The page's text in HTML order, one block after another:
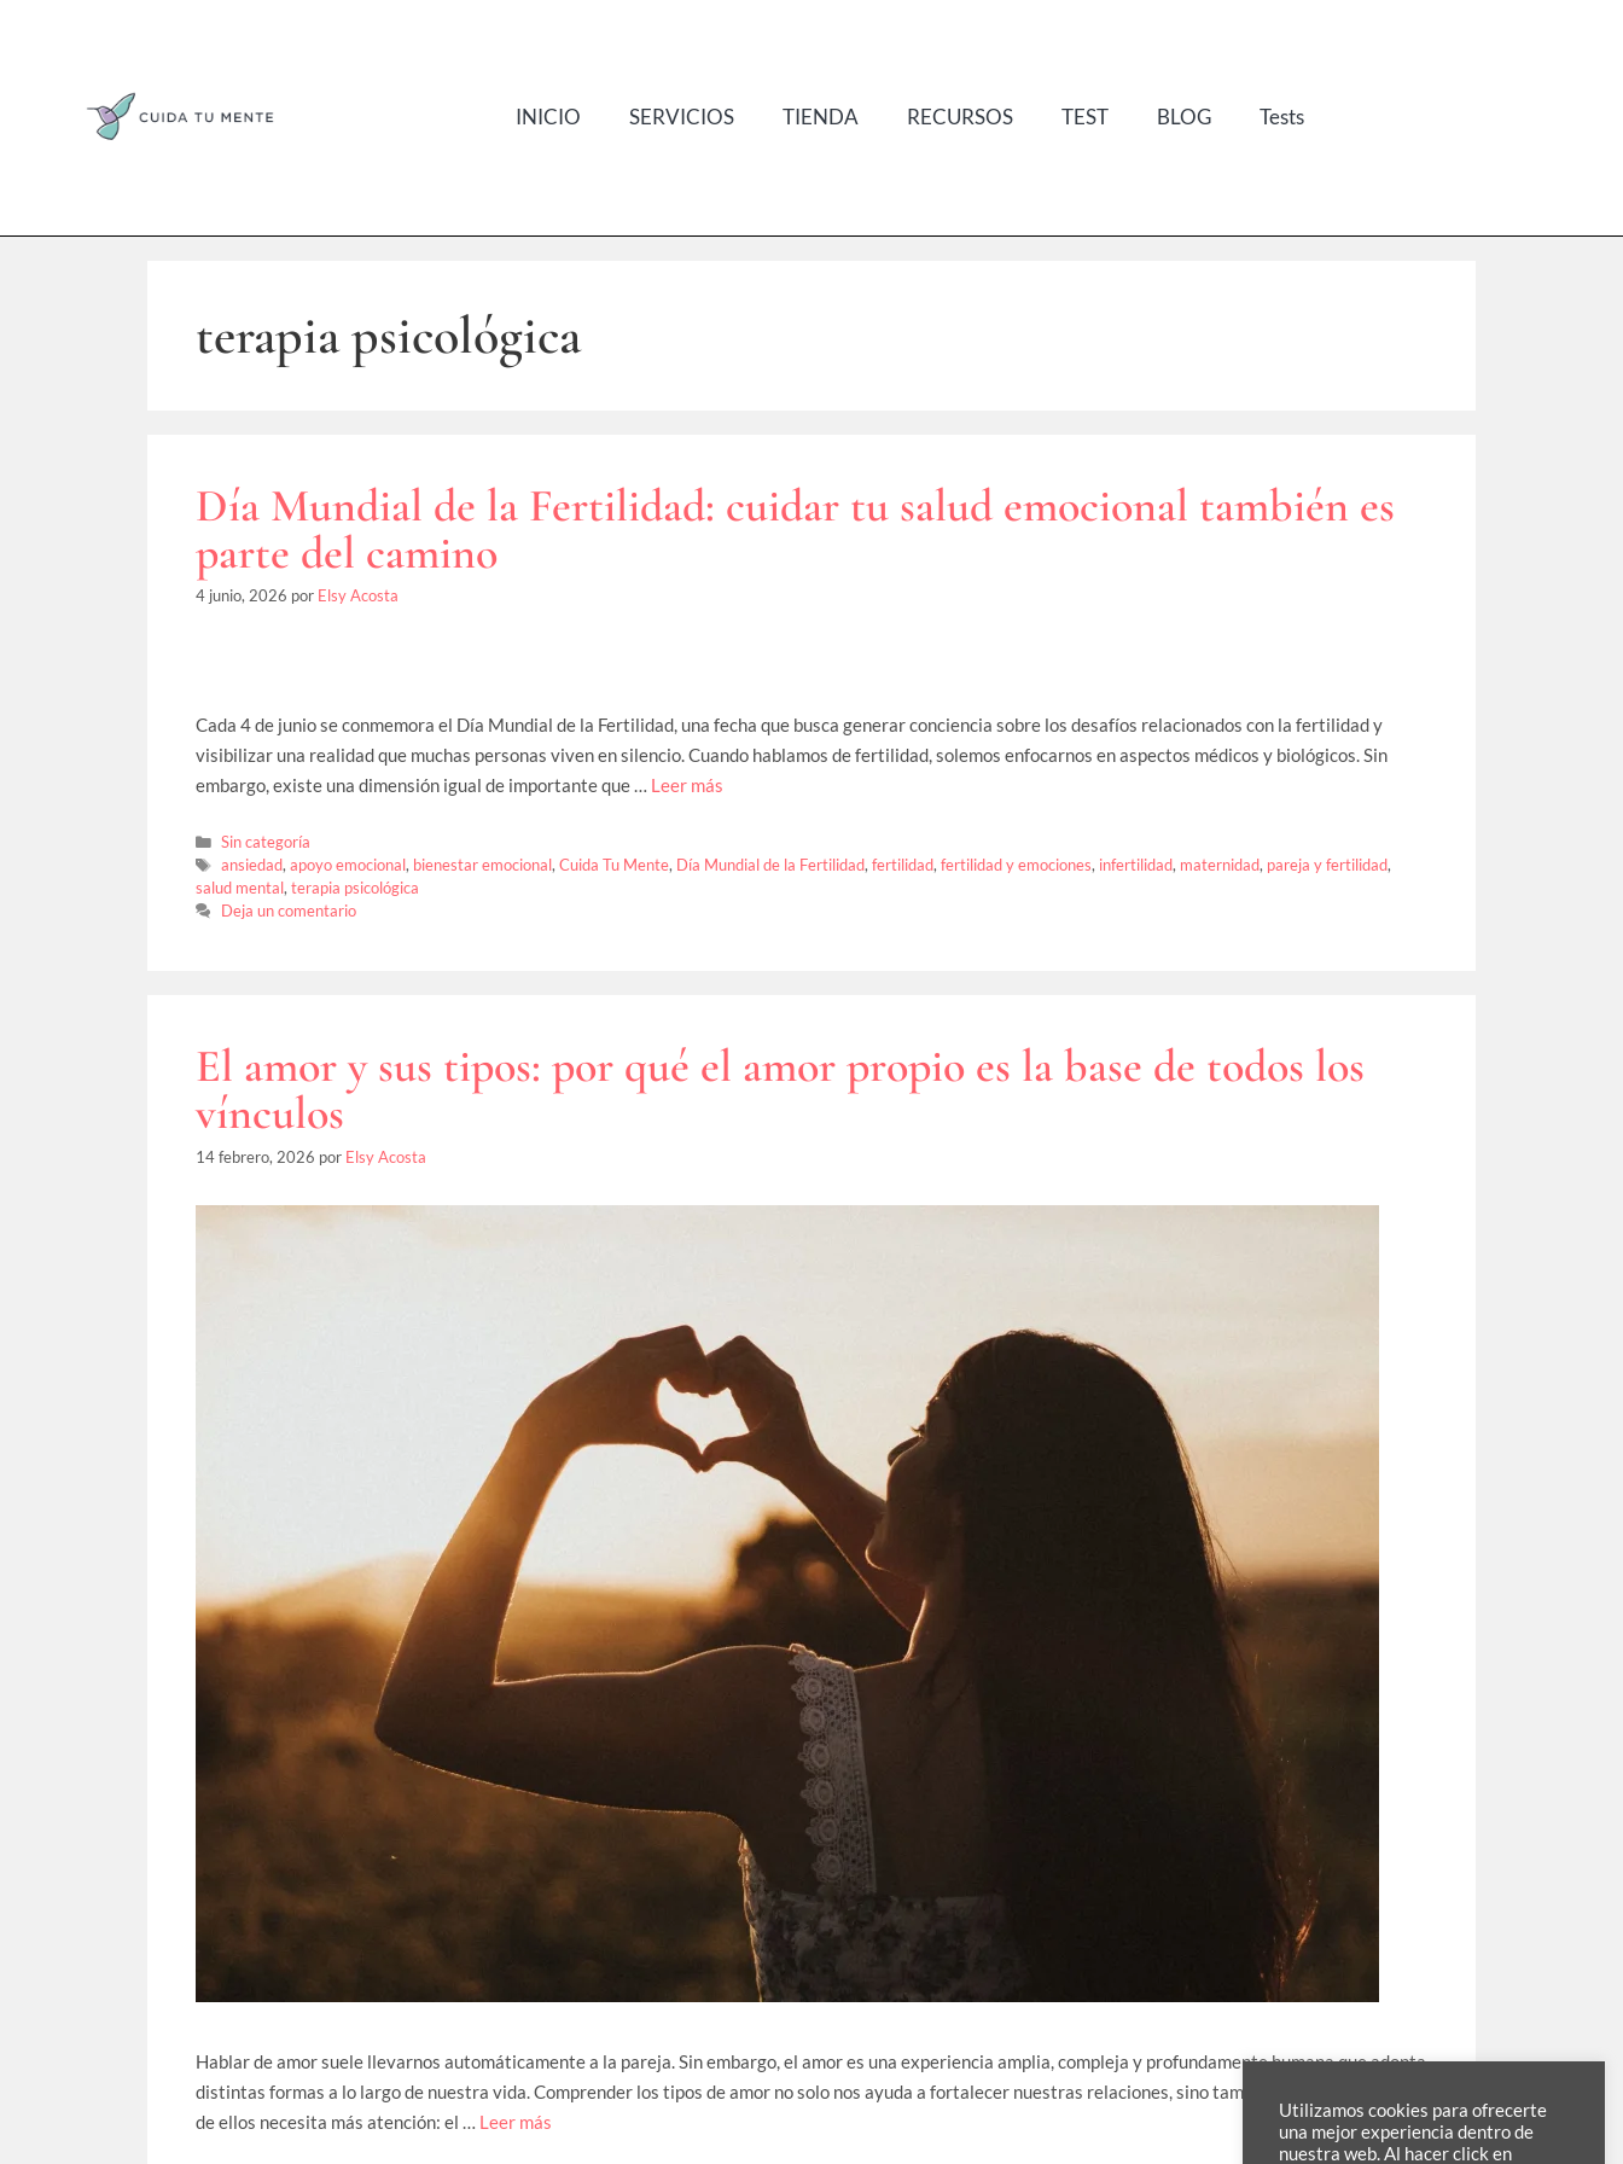
INICIO SERVICIOS TIENDA RECURSOS TEST BLOG Tests
terapia psicológica
Día Mundial de la Fertilidad: cuidar tu salud emocional también es
parte del camino
4 junio, 2026 por Elsy Acosta
Cada 4 de junio se conmemora el Día Mundial de la Fertilidad, una fecha que busca generar conciencia sobre los desafíos relacionados con la fertilidad y
visibilizar una realidad que muchas personas viven en silencio. Cuando hablamos de fertilidad, solemos enfocarnos en aspectos médicos y biológicos. Sin
embargo, existe una dimensión igual de importante que … Leer más
Sin categoría
ansiedad, apoyo emocional, bienestar emocional, Cuida Tu Mente, Día Mundial de la Fertilidad, fertilidad, fertilidad y emociones, infertilidad, maternidad, pareja y fertilidad,
salud mental, terapia psicológica
Deja un comentario
El amor y sus tipos: por qué el amor propio es la base de todos los
vínculos
14 febrero, 2026 por Elsy Acosta
Hablar de amor suele llevarnos automáticamente a la pareja. Sin embargo, el amor es una experiencia amplia, compleja y profundamente humana que adopta
distintas formas a lo largo de nuestra vida. Comprender los tipos de amor no solo nos ayuda a fortalecer nuestras relaciones, sino también a identificar cuál
de ellos necesita más atención: el … Leer más
Utilizamos cookies para ofrecerte
una mejor experiencia dentro de
nuestra web. Al hacer click en